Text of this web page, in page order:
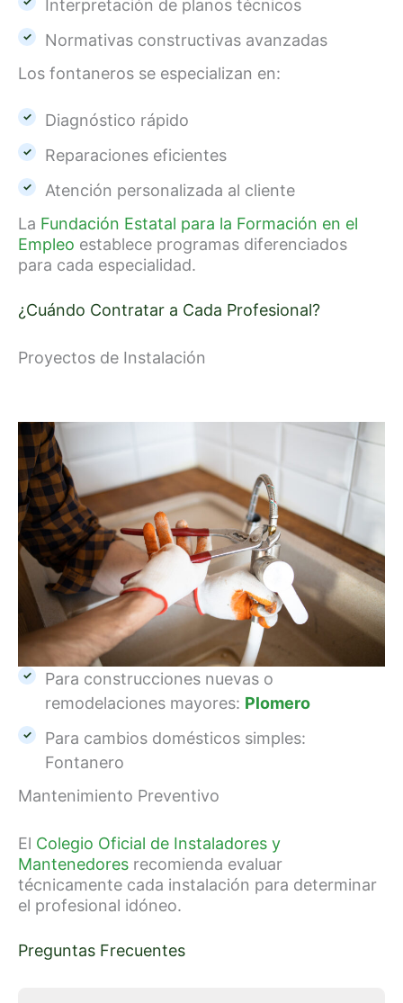
Interpretación de planos técnicos
Normativas constructivas avanzadas
Los fontaneros se especializan en:
Diagnóstico rápido
Reparaciones eficientes
Atención personalizada al cliente
La Fundación Estatal para la Formación en el
Empleo establece programas diferenciados
para cada especialidad.
¿Cuándo Contratar a Cada Profesional?
Proyectos de Instalación
Para construcciones nuevas o
remodelaciones mayores: Plomero
Para cambios domésticos simples:
Fontanero
Mantenimiento Preventivo
El Colegio Oficial de Instaladores y
Mantenedores recomienda evaluar
técnicamente cada instalación para determinar
el profesional idóneo.
Preguntas Frecuentes